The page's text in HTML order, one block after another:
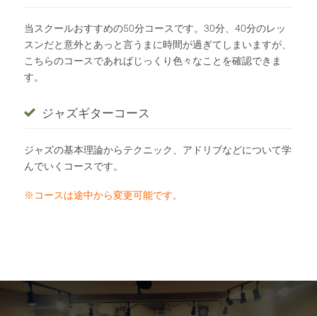
当スクールおすすめの50分コースです。30分、40分のレッ
スンだと意外とあっと言うまに時間が過ぎてしまいますが、
こちらのコースであればじっくり色々なことを確認できま
す。
ジャズギターコース
ジャズの基本理論からテクニック、アドリブなどについて学
んでいくコースです。
※コースは途中から変更可能です。